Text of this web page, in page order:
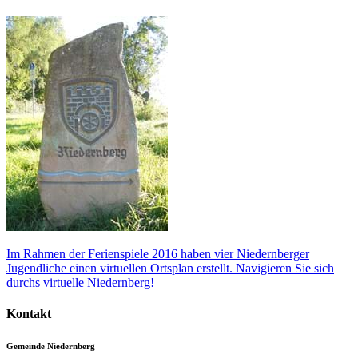
Im Rahmen der Ferienspiele 2016 haben vier Niedernberger
Jugendliche einen virtuellen Ortsplan erstellt. Navigieren Sie sich
durchs virtuelle Niedernberg!
Kontakt
Gemeinde Niedernberg